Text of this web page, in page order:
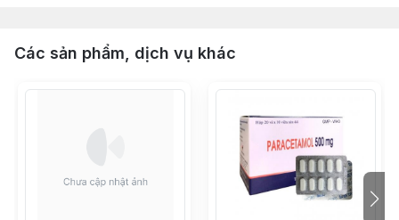
Các sản phẩm, dịch vụ khác